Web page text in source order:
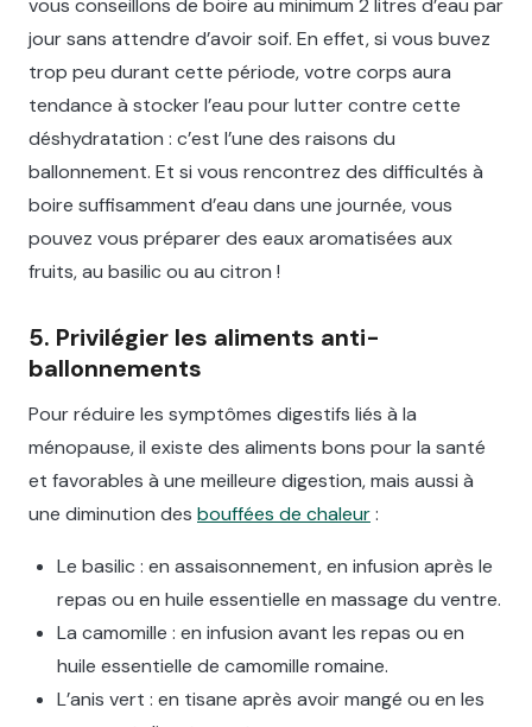
vous conseillons de boire au minimum 2 litres d’eau par
jour sans attendre d’avoir soif. En effet, si vous buvez
trop peu durant cette période, votre corps aura
tendance à stocker l’eau pour lutter contre cette
déshydratation : c’est l’une des raisons du
ballonnement. Et si vous rencontrez des difficultés à
boire suffisamment d’eau dans une journée, vous
pouvez vous préparer des eaux aromatisées aux
fruits, au basilic ou au citron !
5. Privilégier les aliments anti-
ballonnements
Pour réduire les symptômes digestifs liés à la
ménopause, il existe des aliments bons pour la santé
et favorables à une meilleure digestion, mais aussi à
une diminution des bouffées de chaleur:
Le basilic : en assaisonnement, en infusion après le
repas ou en huile essentielle en massage du ventre.
La camomille : en infusion avant les repas ou en
huile essentielle de camomille romaine.
L’anis vert : en tisane après avoir mangé ou en les